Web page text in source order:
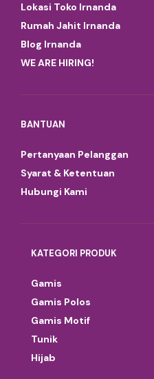
Lokasi Toko Irnanda
Rumah Jahit Irnanda
Blog Irnanda
WE ARE HIRING!
BANTUAN
Pertanyaan Pelanggan
Syarat & Ketentuan
Hubungi Kami
KATEGORI PRODUK
Gamis
Gamis Polos
Gamis Motif
Tunik
Hijab